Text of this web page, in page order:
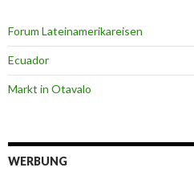
Forum Lateinamerikareisen
Ecuador
Markt in Otavalo
WERBUNG